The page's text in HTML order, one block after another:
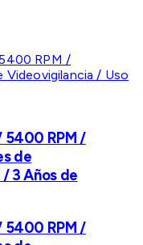
5400 RPM /
de
3 Años de
5400 RPM /